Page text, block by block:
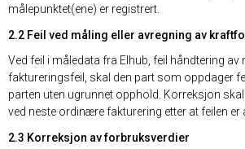
målepunktet(ene) er registrert.
2.2 Feil ved måling eller avregning av
Ved feil i måledata fra Elhub, feil håndtering av
faktureringsfeil, skal den part som oppdager
parten uten ugrunnet opphold. Korreksjon
ved neste ordinære fakturering etter at feilen er
2.3 Korreksjon av forbruksverdier